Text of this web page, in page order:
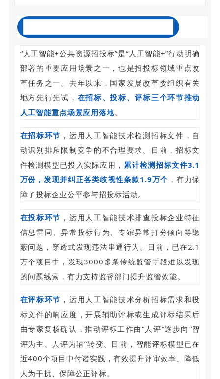
“人工智能+公共资源招投标”是“人工智能+”行动明确
部署的重要应用场景之一，也是招投标领域重点改
革任务之一。去年以来，国家发展改革委组织有关
地方先行先试， 在招标、投标、评标三个环节推动
人工智能重点场景应用落地。
在招标环节 ，运用人工智能技术检测招标文件，自
动识别排斥限制竞争的不合理要求。目前，招标文
件检测模型已投入实际应用， 累计检测招标文件3.1
万份，发现并纠正各类歧视性条款1.9万个 ，有力保
障了投标企业公平参与招投标活动。
在投标环节 ，运用人工智能技术排查投标企业特征
信息雷同、异常投标行为、专家异常打分倾向等隐
蔽问题，穿透式发现违法串通行为。目前，已在2.1
万个项目中，发现3000多条传统监管手段难以发现
的问题线索，有力支持监督部门提升监管效能。
在评标环节 ，运用人工智能技术分析招标需求和投
标文件的响应度，开展辅助评标或生成评标结果后
由专家复核确认，推动评标工作由“人评”逐步向“智
评为主、人评为辅”转变。目前，智能评标模型已在
近400个项目中付诸实践，有效提升评审效率、降低
人为干扰、保障公正评标。